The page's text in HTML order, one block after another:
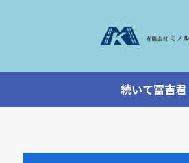
続いて冨吉君